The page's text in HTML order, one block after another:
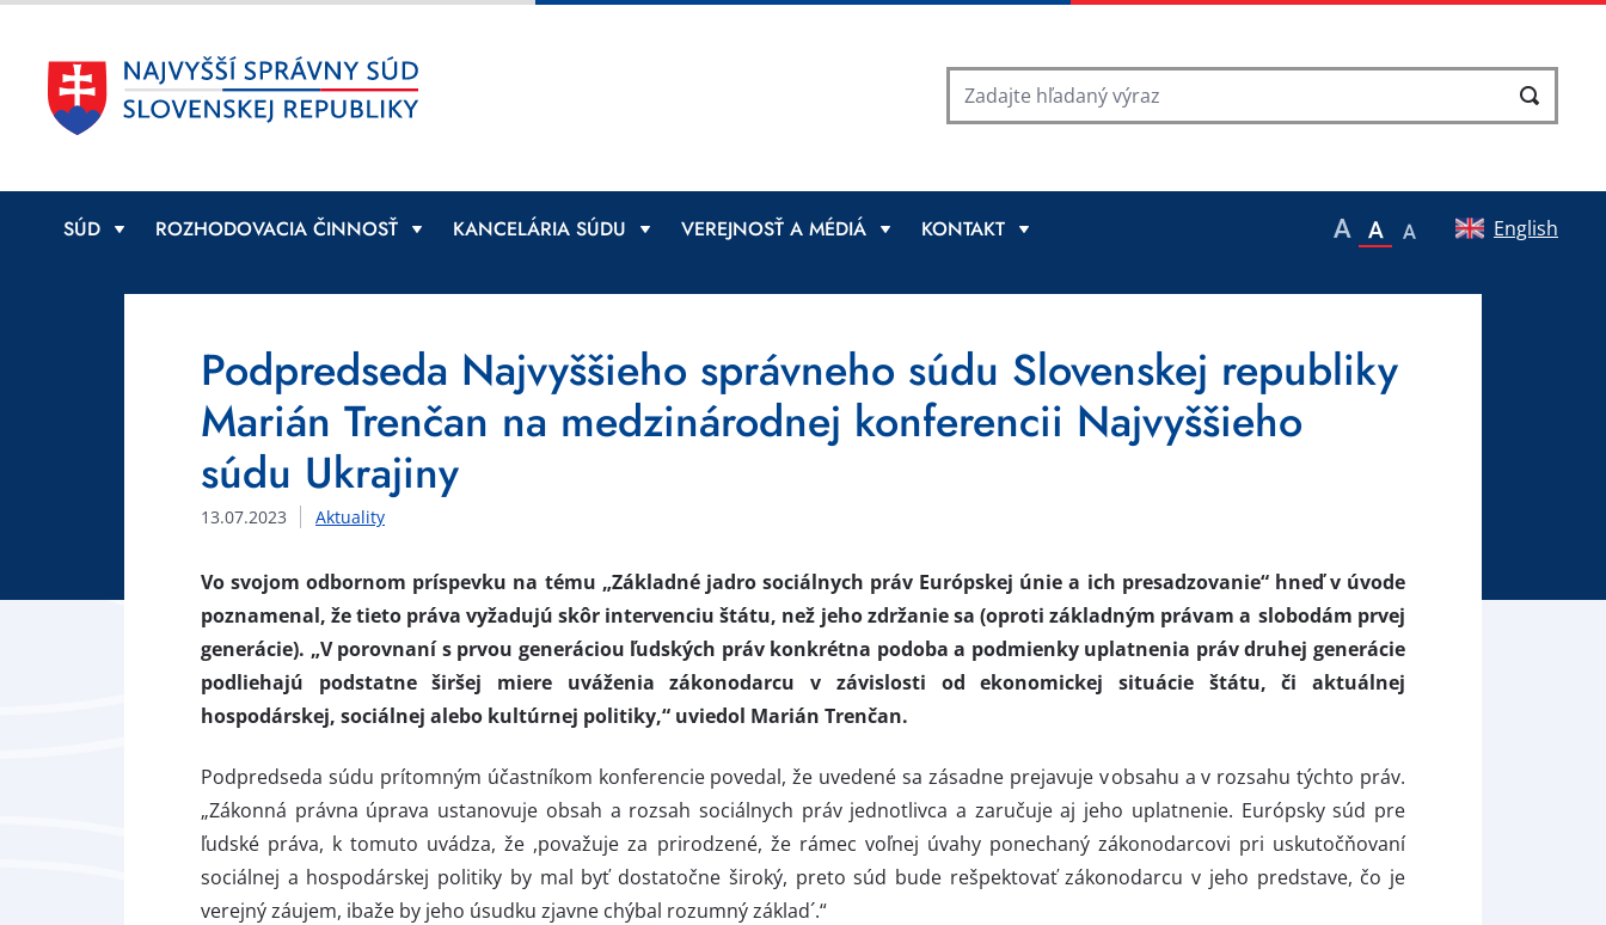
SÚD ROZHODOVACIA ČINNOSŤ KANCELÁRIA SÚDU VEREJNOSŤ A MÉDIÁ KONTAKT English
Podpredseda Najvyššieho správneho súdu Slovenskej republiky
Marián Trenčan na medzinárodnej konferencii Najvyššieho
súdu Ukrajiny
13.07.2023 Aktuality
Vo svojom odbornom príspevku na tému „Základné jadro sociálnych práv Európskej únie a ich presadzovanie“ hneď v úvode
poznamenal, že tieto práva vyžadujú skôr intervenciu štátu, než jeho zdržanie sa (oproti základným právam a slobodám prvej
generácie). „V porovnaní s prvou generáciou ľudských práv konkrétna podoba a podmienky uplatnenia práv druhej generácie
podliehajú podstatne širšej miere uváženia zákonodarcu v závislosti od ekonomickej situácie štátu, či aktuálnej
hospodárskej, sociálnej alebo kultúrnej politiky,“ uviedol Marián Trenčan.
Podpredseda súdu prítomným účastníkom konferencie povedal, že uvedené sa zásadne prejavuje v obsahu a v rozsahu týchto práv.
„Zákonná právna úprava ustanovuje obsah a rozsah sociálnych práv jednotlivca a zaručuje aj jeho uplatnenie. Európsky súd pre
ľudské práva, k tomuto uvádza, že ,považuje za prirodzené, že rámec voľnej úvahy ponechaný zákonodarcovi pri uskutočňovaní
sociálnej a hospodárskej politiky by mal byť dostatočne široký, preto súd bude rešpektovať zákonodarcu v jeho predstave, čo je
verejný záujem, ibaže by jeho úsudku zjavne chýbal rozumný základ´.“